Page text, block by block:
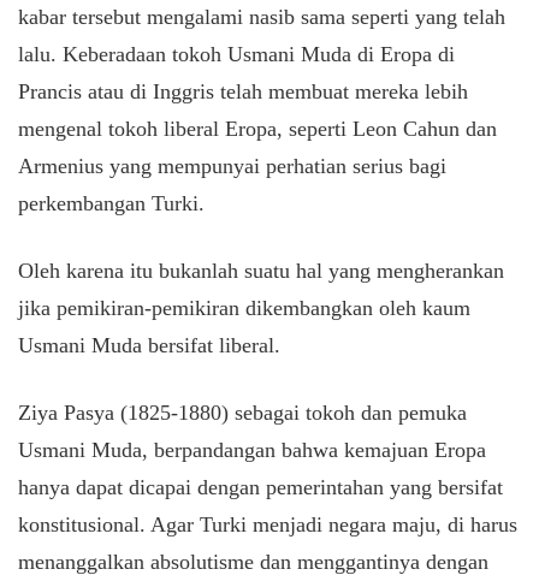
kabar tersebut mengalami nasib sama seperti yang telah
lalu. Keberadaan tokoh Usmani Muda di Eropa di
Prancis atau di Inggris telah membuat mereka lebih
mengenal tokoh liberal Eropa, seperti Leon Cahun dan
Armenius yang mempunyai perhatian serius bagi
perkembangan Turki.
Oleh karena itu bukanlah suatu hal yang mengherankan
jika pemikiran-pemikiran dikembangkan oleh kaum
Usmani Muda bersifat liberal.
Ziya Pasya (1825-1880) sebagai tokoh dan pemuka
Usmani Muda, berpandangan bahwa kemajuan Eropa
hanya dapat dicapai dengan pemerintahan yang bersifat
konstitusional. Agar Turki menjadi negara maju, di harus
menanggalkan absolutisme dan menggantinya dengan